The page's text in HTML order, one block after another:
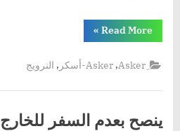
Read More“الشرطة
تبدأ
المكثفة”
»
ِAsker ,Asker-أسكر , النرويج
ينصح بعدم السفر للخارج